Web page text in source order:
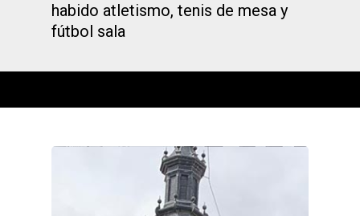
habido atletismo, tenis de mesa y
fútbol sala